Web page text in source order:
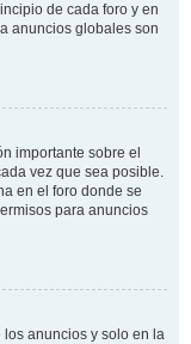
de cada foro y en
anuncios globales son
importante sobre el
vez que sea posible.
en el foro donde se
para anuncios
los anuncios y solo en la